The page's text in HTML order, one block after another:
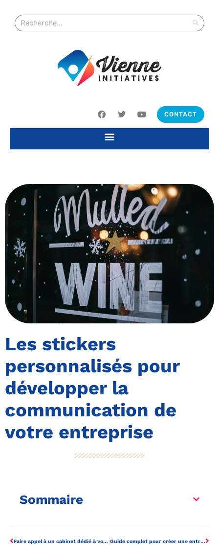
CONTACT
Les stickers
personnalisés pour
développer la
communication de
votre entreprise
Sommaire
Faire appel à un cabinet dédié à votre recrutement Guide complet pour créer une entreprise en LMNP : tout ce que vous devez savoir